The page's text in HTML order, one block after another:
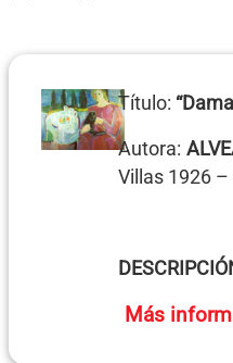
Título:
Autora:
Villas 1926
Más